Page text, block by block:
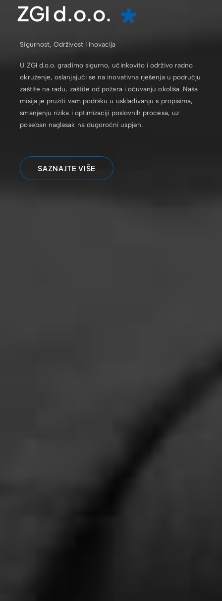
ZGI d.o.o.
Sigurnost, Održivost i Inovacija
U ZGI d.o.o. gradimo sigurno, učinkovito i održivo radno
okruženje, oslanjajući se na inovativna rješenja u području
zaštite na radu, zaštite od požara i očuvanju okoliša. Naša
misija je pružiti vam podršku u usklađivanju s propisima,
smanjenju rizika i optimizaciji poslovnih procesa, uz
poseban naglasak na dugoročni uspjeh.
SAZNAJTE VIŠE